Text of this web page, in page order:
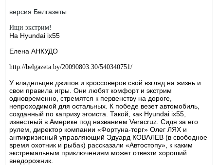
версия Белгазеты
Ищи экстрим!
На Hyundai ix55
Елена АНКУДО
http://belgazeta.by/20090803.30/540340751/
У владельцев джипов и кроссоверов свой взгляд на жизнь и
свои правила игры. Они любят комфорт и экстрим
одновременно, стремятся к первенству на дороге,
непроходимой для остальных. К победе везет автомобиль,
созданный по капризу эгоиста. Такой, как Hyundai ix55,
известный в Америке под названием Veracruz. Сидя за его
рулем, директор компании «Фортуна-торг» Олег ЛЯХ и
антикризисный управляющий Эдуард КОВАЛЕВ (в свободное
время охотник и рыбак) рассказали «Автостопу», к каким
экстремальным приключениям может отвезти хороший
внедорожник.